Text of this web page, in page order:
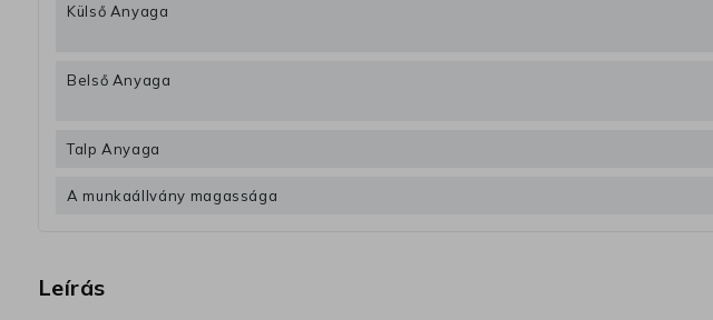
Külső Anyaga
Belső Anyaga
Talp Anyaga
A munkaállvány magassága
Leírás